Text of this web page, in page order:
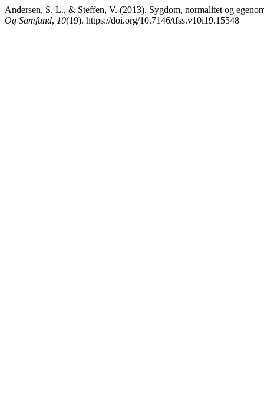
Andersen, S. L., & Steffen, V. (2013). Sygdom, normalitet og
Og Samfund, 10(19). https://doi.org/10.7146/tfss.v10i19.15548